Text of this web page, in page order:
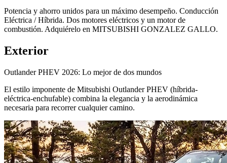
Potencia y ahorro unidos para un máximo desempeño. Conducción
Eléctrica / Híbrida. Dos motores eléctricos y un motor de
combustión. Adquiérelo en MITSUBISHI GONZALEZ GALLO.
Exterior
Outlander PHEV 2026: Lo mejor de dos mundos
El estilo imponente de Mitsubishi Outlander PHEV (híbrida-
eléctrica-enchufable) combina la elegancia y la aerodinámica
necesaria para recorrer cualquier camino.